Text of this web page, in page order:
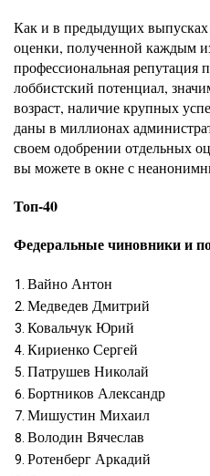
Как и в предыдущих
оценки, полученной каждым
профессиональная репутация
лоббистский потенциал,
возраст, наличие крупных
даны в миллионах
своем одобрении отдельных
вы можете в окне с
Топ-40
Федеральные чиновники и
Вайно Антон
Медведев Дмитрий
Ковальчук Юрий
Кириенко Сергей
Патрушев Николай
Бортников Александр
Мишустин Михаил
Володин Вячеслав
Ротенберг Аркадий